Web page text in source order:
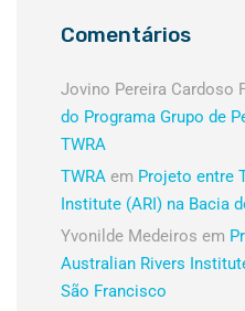
Comentários
Jovino Pereira Cardoso
do Programa Grupo de
TWRA
TWRA em Projeto entre
Institute (ARI) na Bacia
Yvonilde Medeiros em
Australian Rivers
São Francisco